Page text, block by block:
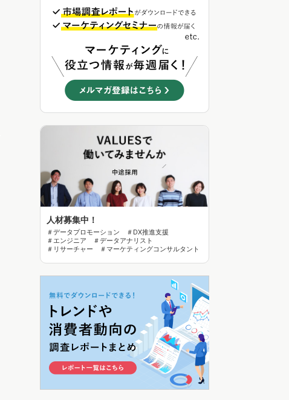
人材募集中！
＃データプロモーション ＃DX推進支援
＃エンジニア ＃データアナリスト
＃リサーチャー ＃マーケティングコンサルタント